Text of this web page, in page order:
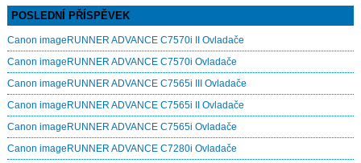
POSLEDNÍ PŘÍSPĚVEK
Canon imageRUNNER ADVANCE C7570i II Ovladače
Canon imageRUNNER ADVANCE C7570i Ovladače
Canon imageRUNNER ADVANCE C7565i III Ovladače
Canon imageRUNNER ADVANCE C7565i II Ovladače
Canon imageRUNNER ADVANCE C7565i Ovladače
Canon imageRUNNER ADVANCE C7280i Ovladače